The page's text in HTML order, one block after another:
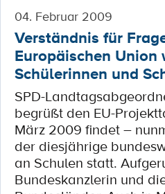
04. Februar 2009
Verständnis für
Europäischen
Schülerinnen und
SPD-
begrüßt den EU-
März 2009 findet –
der diesjährige
an Schulen statt.
Bundeskanzlerin und